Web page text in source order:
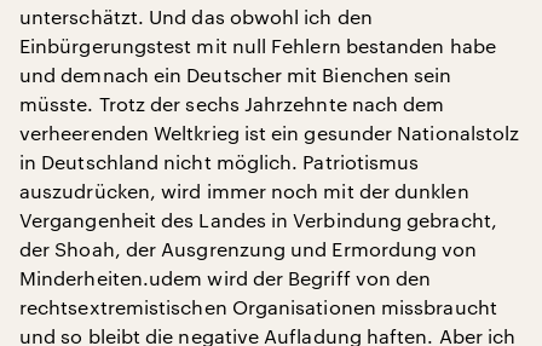
unterschätzt. Und das obwohl ich den
Einbürgerungstest mit null Fehlern bestanden habe
und demnach ein Deutscher mit Bienchen sein
müsste. Trotz der sechs Jahrzehnte nach dem
verheerenden Weltkrieg ist ein gesunder Nationalstolz
in Deutschland nicht möglich. Patriotismus
auszudrücken, wird immer noch mit der dunklen
Vergangenheit des Landes in Verbindung gebracht,
der Shoah, der Ausgrenzung und Ermordung von
Minderheiten.udem wird der Begriff von den
rechtsextremistischen Organisationen missbraucht
und so bleibt die negative Aufladung haften. Aber ich